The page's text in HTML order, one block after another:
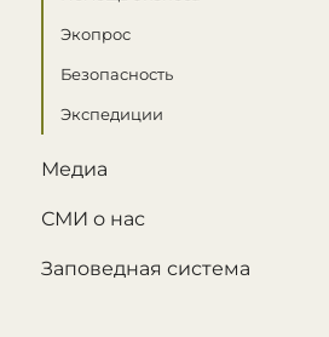
Экопрос
Безопасность
Экспедиции
Медиа
СМИ о нас
Заповедная система